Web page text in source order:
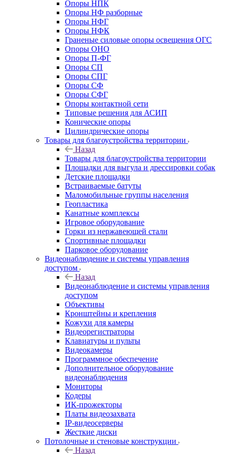
Опоры НПК
Опоры НФ разборные
Опоры НФГ
Опоры НФК
Граненые силовые опоры освещения ОГС
Опоры ОНО
Опоры П-ФГ
Опоры СП
Опоры СПГ
Опоры СФ
Опоры СФГ
Опоры контактной сети
Типовые решения для АСИП
Конические опоры
Цилиндрические опоры
Товары для благоустройства территории
Назад
Товары для благоустройства территории
Площадки для выгула и дрессировки собак
Детские площадки
Встраиваемые батуты
Маломобильные группы населения
Геопластика
Канатные комплексы
Игровое оборудование
Горки из нержавеющей стали
Спортивные площадки
Парковое оборудование
Видеонаблюдение и системы управления
доступом
Назад
Видеонаблюдение и системы управления
доступом
Объективы
Кронштейны и крепления
Кожухи для камеры
Видеорегистраторы
Клавиатуры и пульты
Видеокамеры
Программное обеспечение
Дополнительное оборудование
видеонаблюдения
Мониторы
Кодеры
ИК-прожекторы
Платы видеозахвата
IP-видеосерверы
Жесткие диски
Потолочные и стеновые конструкции
Назад